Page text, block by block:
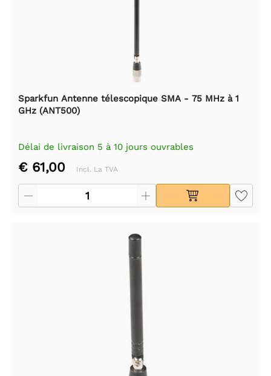
Sparkfun Antenne télescopique SMA - 75 MHz à 1
GHz (ANT500)
Délai de livraison 5 à 10 jours ouvrables
€ 61,00 Incl. La TVA